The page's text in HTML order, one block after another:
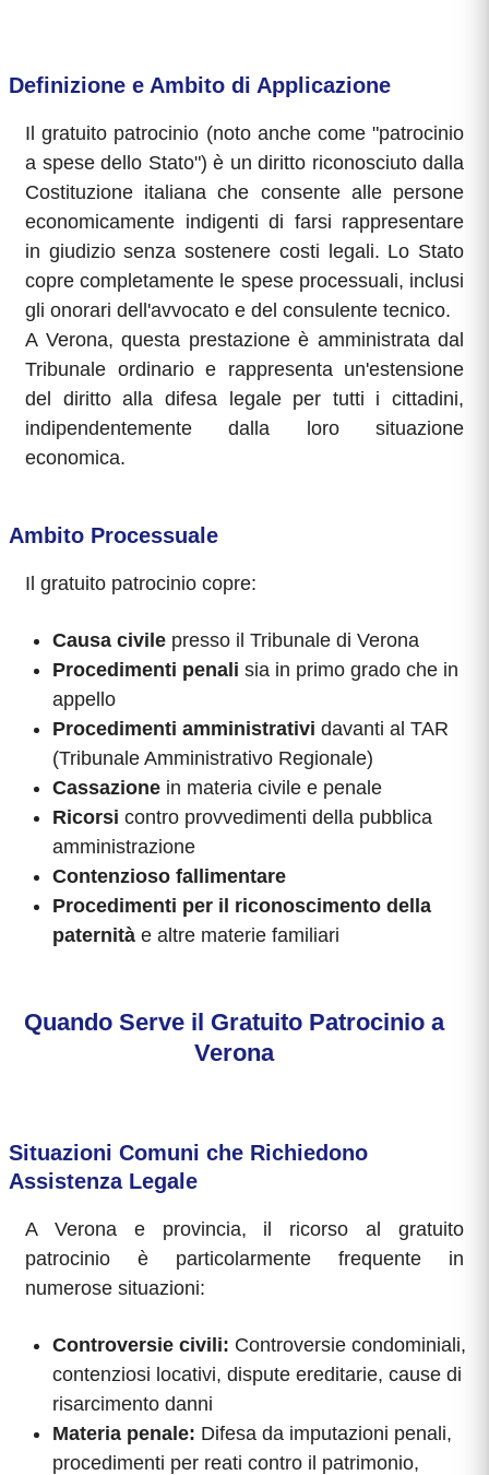
Definizione e Ambito di Applicazione
Il gratuito patrocinio (noto anche come "patrocinio
a spese dello Stato") è un diritto riconosciuto dalla
Costituzione italiana che consente alle persone
economicamente indigenti di farsi rappresentare
in giudizio senza sostenere costi legali. Lo Stato
copre completamente le spese processuali, inclusi
gli onorari dell'avvocato e del consulente tecnico.
A Verona, questa prestazione è amministrata dal
Tribunale ordinario e rappresenta un'estensione
del diritto alla difesa legale per tutti i cittadini,
indipendentemente dalla loro situazione
economica.
Ambito Processuale
Il gratuito patrocinio copre:
Causa civile presso il Tribunale di Verona
Procedimenti penali sia in primo grado che in
appello
Procedimenti amministrativi davanti al TAR
(Tribunale Amministrativo Regionale)
Cassazione in materia civile e penale
Ricorsi contro provvedimenti della pubblica
amministrazione
Contenzioso fallimentare
Procedimenti per il riconoscimento della
paternità e altre materie familiari
Quando Serve il Gratuito Patrocinio a
Verona
Situazioni Comuni che Richiedono
Assistenza Legale
A Verona e provincia, il ricorso al gratuito
patrocinio è particolarmente frequente in
numerose situazioni:
Controversie civili: Controversie condominiali,
contenziosi locativi, dispute ereditarie, cause di
risarcimento danni
Materia penale: Difesa da imputazioni penali,
procedimenti per reati contro il patrimonio,